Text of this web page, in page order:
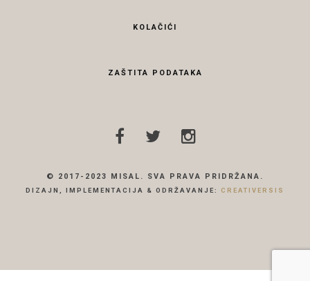
KOLAČIĆI
ZAŠTITA PODATAKA
© 2017-2023 MISAL. SVA PRAVA PRIDRŽANA.
DIZAJN, IMPLEMENTACIJA & ODRŽAVANJE: CREATIVERSIS